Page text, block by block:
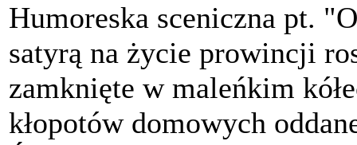
Humoreska sceniczna pt.
satyrą na życie prowincji
zamknięte w maleńkim
kłopotów domowych